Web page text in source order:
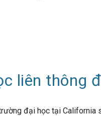
liên thông
đại học tại California